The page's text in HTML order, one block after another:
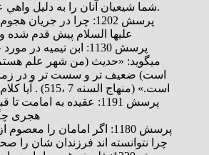
شما شيعيان آنان را به دليل واهي عالي مي شماريد.
پرسش 1202: چرا در
علیها السلام پیش قدم شده
پرسش 1130: ابن تيميه
میگوید: «حديث (من شهر علم
است) ضعيف تر و سست تر و در
است.» (منهاج السنه 7 ،515) . آیا کلام او صحیح است؟
پرسش 1191: عقیده به
هجری
پرسش 1180: اگر امامان را
چرا نتوانسته اند فرزندان شان را